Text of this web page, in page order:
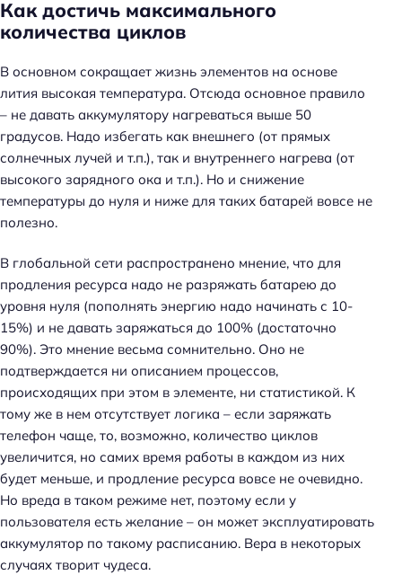
Как достичь максимального
количества циклов
В основном сокращает жизнь элементов на основе
лития высокая температура. Отсюда основное правило
– не давать аккумулятору нагреваться выше 50
градусов. Надо избегать как внешнего (от прямых
солнечных лучей и т.п.), так и внутреннего нагрева (от
высокого зарядного ока и т.п.). Но и снижение
температуры до нуля и ниже для таких батарей вовсе не
полезно.
В глобальной сети распространено мнение, что для
продления ресурса надо не разряжать батарею до
уровня нуля (пополнять энергию надо начинать с 10-
15%) и не давать заряжаться до 100% (достаточно
90%). Это мнение весьма сомнительно. Оно не
подтверждается ни описанием процессов,
происходящих при этом в элементе, ни статистикой. К
тому же в нем отсутствует логика – если заряжать
телефон чаще, то, возможно, количество циклов
увеличится, но самих время работы в каждом из них
будет меньше, и продление ресурса вовсе не очевидно.
Но вреда в таком режиме нет, поэтому если у
пользователя есть желание – он может эксплуатировать
аккумулятор по такому расписанию. Вера в некоторых
случаях творит чудеса.